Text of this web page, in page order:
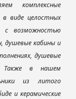
комплексные
виде целостных
с возможностью
душевые кабины и
душевые
Также в нашем
из литого
и керамические